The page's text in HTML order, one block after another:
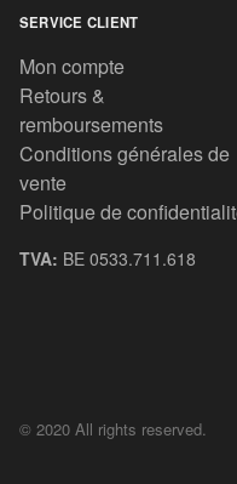
SERVICE CLIENT
Mon compte
Retours &
remboursements
Conditions générales de
vente
Politique de
TVA: BE 0533.711.618
© 2020 All rights reserved.